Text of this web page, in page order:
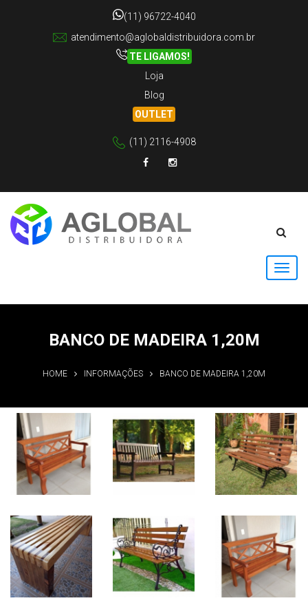
(11) 96722-4040
atendimento@aglobaldistribuidora.com.br
TE LIGAMOS!
Loja
Blog
OUTLET
(11) 2116-4908
BANCO DE MADEIRA 1,20M
HOME INFORMAÇÕES BANCO DE MADEIRA 1,20M
Banco de
Madeira
Banco de
Banco de
Madeira
Banco de
Madeira
Banco de
Madeira
Banco de
Madeira